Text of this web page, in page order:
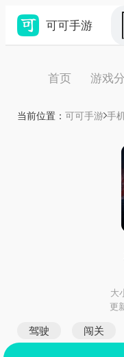
可可手游
首页 游戏
当前位置： 可可手游 手
大
更
驾驶 闯关